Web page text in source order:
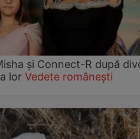
și Connect-R după
lor Vedete românești